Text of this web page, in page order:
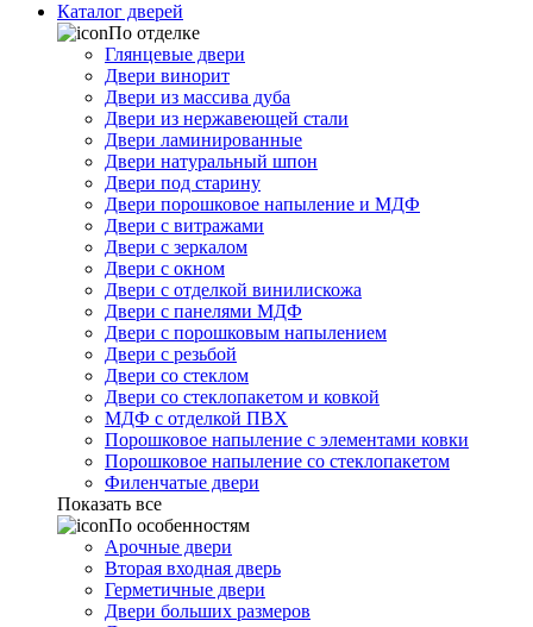
Каталог дверей
По отделке
Глянцевые двери
Двери винорит
Двери из массива дуба
Двери из нержавеющей стали
Двери ламинированные
Двери натуральный шпон
Двери под старину
Двери порошковое напыление и МДФ
Двери с витражами
Двери с зеркалом
Двери с окном
Двери с отделкой винилискожа
Двери с панелями МДФ
Двери с порошковым напылением
Двери с резьбой
Двери со стеклом
Двери со стеклопакетом и ковкой
МДФ с отделкой ПВХ
Порошковое напыление с элементами ковки
Порошковое напыление со стеклопакетом
Филенчатые двери
Показать все
По особенностям
Арочные двери
Вторая входная дверь
Герметичные двери
Двери больших размеров